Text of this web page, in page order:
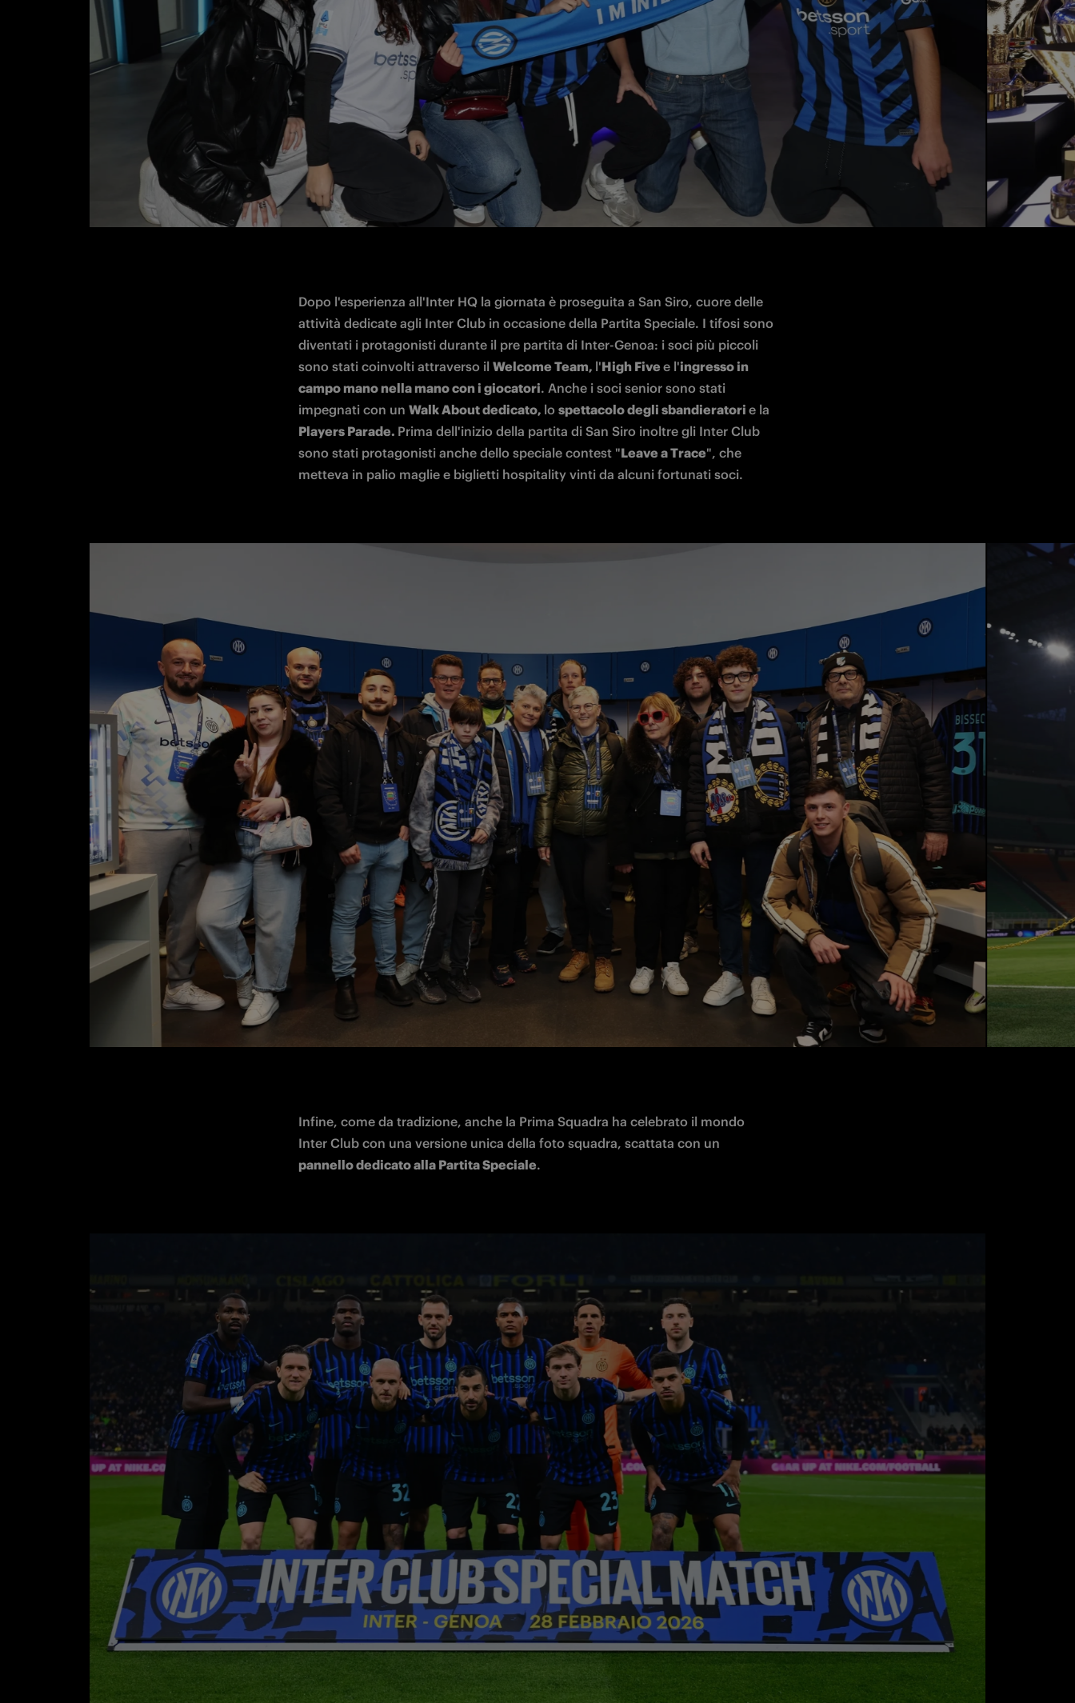
Dopo l'esperienza all'Inter HQ la giornata è proseguita a San Siro, cuore delle
attività dedicate agli Inter Club in occasione della Partita Speciale. I tifosi sono
diventati i protagonisti durante il pre partita di Inter-Genoa: i soci più piccoli
sono stati coinvolti attraverso il Welcome Team, l'High Five e l'ingresso in
campo mano nella mano con i giocatori. Anche i soci senior sono stati
impegnati con un Walk About dedicato, lo spettacolo degli sbandieratori
Players Parade. Prima dell'inizio della partita di San Siro inoltre gli Inter Club
sono stati protagonisti anche dello speciale contest "Leave a Trace", che
metteva in palio maglie e biglietti hospitality vinti da alcuni fortunati soci.
Infine, come da tradizione, anche la Prima Squadra ha celebrato il mondo
pannello dedicato alla Partita Speciale.